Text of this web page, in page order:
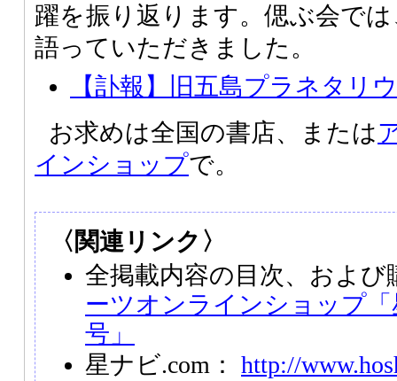
躍を振り返ります。偲ぶ会で
語っていただきました。
【訃報】旧五島プラネタリ
お求めは全国の書店、または
インショップで。
〈関連リンク〉
全掲載内容の目次、およ
ーツオンラインショップ「
号」
星ナビ.com： http://